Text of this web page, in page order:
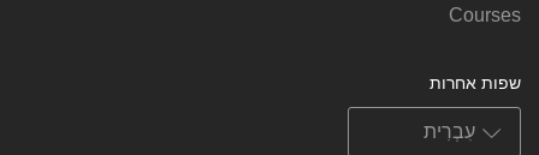
Courses
שפות אחרות